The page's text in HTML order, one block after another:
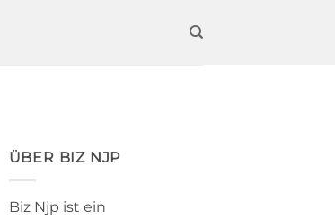
ÜBER BIZ NJP
Biz Njp ist ein